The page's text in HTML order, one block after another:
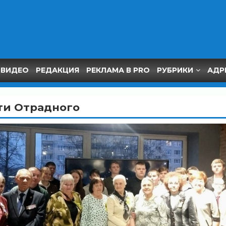
ВИДЕО РЕДАКЦИЯ РЕКЛАМА В PRO РУБРИКИ
Отрадного